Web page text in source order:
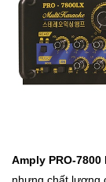
Giải
Amply PRO-7800